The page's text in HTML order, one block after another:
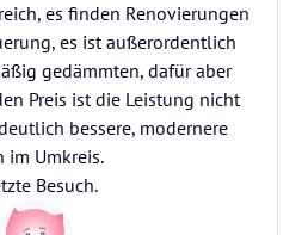
es finden Renovierungen
es ist außerordentlich
gedämmten, dafür aber
Preis ist die Leistung nicht
bessere, modernere
im Umkreis.
Besuch.